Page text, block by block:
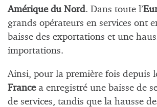
Amérique du Nord. Dans toute l’
grands opérateurs en services ont
baisse des exportations et une
importations.
Ainsi, pour la première fois depuis
Francea enregistré une baisse de
de services, tandis que la hausse